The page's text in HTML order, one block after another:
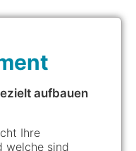
aufbauen
Ihre
welche sind